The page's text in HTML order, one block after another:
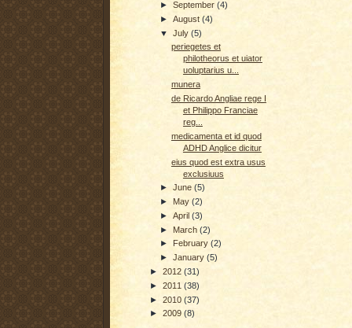
►September(4)
►August(4)
▼July(5)
periegetes et
philotheorus et uiator
uoluptarius u...
munera
de Ricardo Angliae rege I
et Philippo Franciae
reg...
medicamenta et id quod
ADHD Anglice dicitur
eius quod est extra usus
exclusiuus
►June(5)
►May(2)
►April(3)
►March(2)
►
February(2)
►January(5)
► 2012 (31)
► 2011 (38)
► 2010 (37)
► 2009 (8)